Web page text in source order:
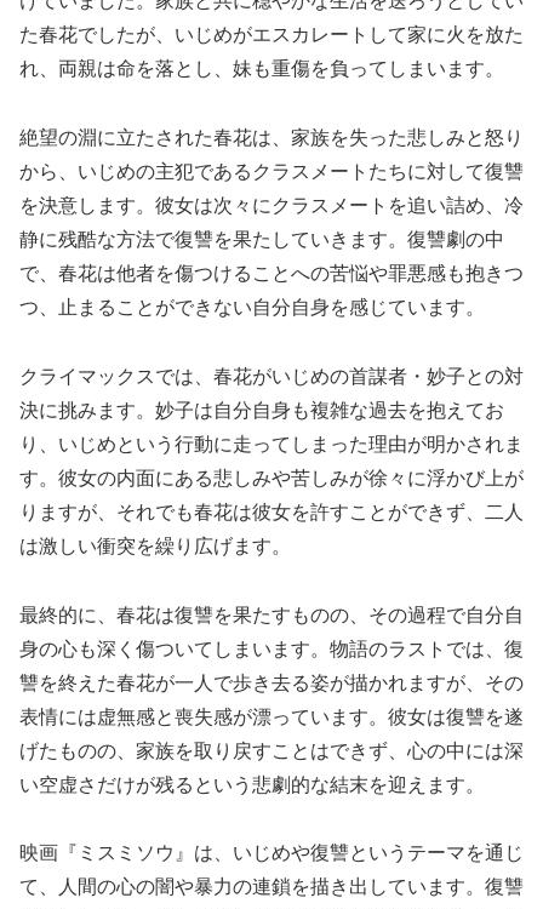
た春花でしたが、いじめがエスカレートして家に火を放た
れ、両親は命を落とし、妹も重傷を負ってしまいます。
絶望の淵に立たされた春花は、家族を失った悲しみと怒り
から、いじめの主犯であるクラスメートたちに対して復讐
を決意します。彼女は次々にクラスメートを追い詰め、冷
静に残酷な方法で復讐を果たしていきます。復讐劇の中
で、春花は他者を傷つけることへの苦悩や罪悪感も抱きつ
つ、止まることができない自分自身を感じています。
クライマックスでは、春花がいじめの首謀者・妙子との対
決に挑みます。妙子は自分自身も複雑な過去を抱えてお
り、いじめという行動に走ってしまった理由が明かされま
す。彼女の内面にある悲しみや苦しみが徐々に浮かび上が
りますが、それでも春花は彼女を許すことができず、二人
は激しい衝突を繰り広げます。
最終的に、春花は復讐を果たすものの、その過程で自分自
身の心も深く傷ついてしまいます。物語のラストでは、復
讐を終えた春花が一人で歩き去る姿が描かれますが、その
表情には虚無感と喪失感が漂っています。彼女は復讐を遂
げたものの、家族を取り戻すことはできず、心の中には深
い空虚さだけが残るという悲劇的な結末を迎えます。
映画『ミスミソウ』は、いじめや復讐というテーマを通じ
て、人間の心の闇や暴力の連鎖を描き出しています。復讐